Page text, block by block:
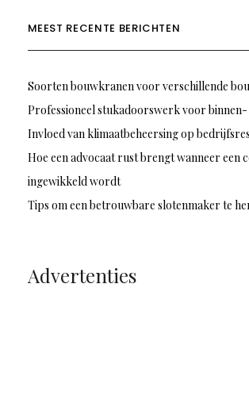
MEEST RECENTE BERICHTEN
Soorten bouwkranen voor verschillende
Professioneel stukadoorswerk voor
Invloed van klimaatbeheersing op
Hoe een advocaat rust brengt wanneer een
ingewikkeld wordt
Tips om een betrouwbare slotenmaker te
Advertenties